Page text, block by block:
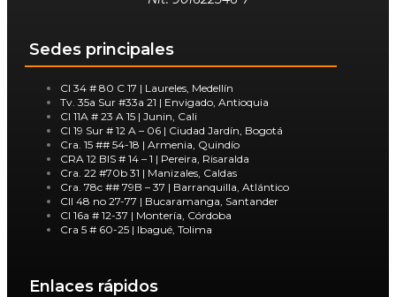
Sedes principales
Cl 34 # 80 C 17 | Laureles, Medellín
Tv. 35a Sur #33a 21 | Envigado, Antioquia
Cl 11A # 23 A 15 | Junin, Cali
Cl 19 Sur # 12 A – 06 | Ciudad Jardín, Bogotá
Cra. 15 ## 54-18 | Armenia, Quindío
CRA 12 BIS # 14 – 1 | Pereira, Risaralda
Cra. 22 #70b 31 | Manizales, Caldas
Cra. 78c ## 79B – 37 | Barranquilla, Atlántico
Cll 48 no 27-77 | Bucaramanga, Santander
Cl 16a # 12-37 | Montería, Córdoba
Cra 5 # 60-25 | Ibagué, Tolima
Enlaces rápidos